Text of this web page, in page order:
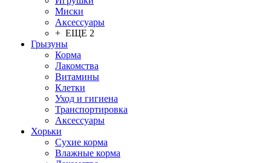
Миски
Аксессуары
+ ЕЩЕ 2
Грызуны
Корма
Лакомства
Витамины
Клетки
Уход и гигиена
Транспортировка
Аксессуары
Хорьки
Сухие корма
Влажные корма